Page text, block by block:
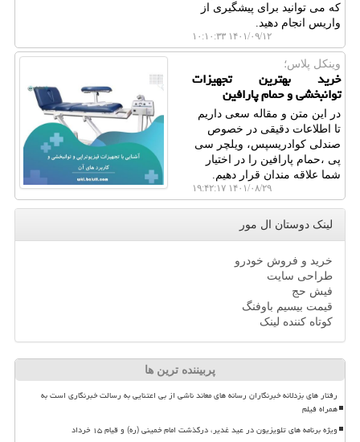
که می توانید برای پیشگیری از
واریس انجام دهید.
۱۴۰۱/۰۹/۱۲ ۱۰:۱۰:۳۳
وینکل پلاس؛
خرید بهترین تجهیزات
توانبخشی و حمام پارافین
در این متن و مقاله سعی داریم
تا اطلاعات دقیقی در خصوص
صندلی کوادریسپس، ویلچر سی
پی ،حمام پارافین را در اختیار
شما علاقه مندان قرار دهیم.
۱۴۰۱/۰۸/۲۹ ۱۹:۴۲:۱۷
لینک دوستان ال مور
خرید و فروش خودرو
طراحی سایت
فیش حج
قیمت بیسیم باوفنگ
کوتاه کننده لینک
پربیننده ترین ها
رفتار های بزدلانه خبرنگاران رسانه های معاند ناشی از بی اعتنایی به رسالت خبرنگاری است به
همراه فیلم
ویژه برنامه های تلویزیون در عید غدیر، درگذشت امام خمینی (ره) و قیام ۱۵ خرداد